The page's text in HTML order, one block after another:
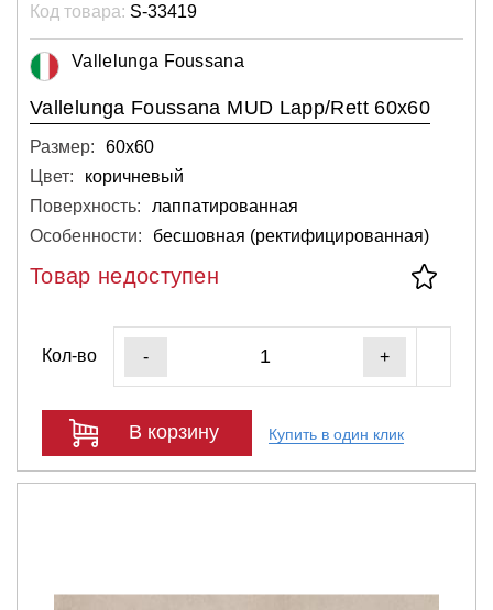
Код товара: S-33419
Vallelunga Foussana
Vallelunga Foussana MUD Lapp/Rett 60x60
Размер:
60х60
Цвет:
коричневый
Поверхность:
лаппатированная
Особенности:
бесшовная (ректифицированная)
Товар недоступен
Кол-во - +
В корзину Купить в один клик